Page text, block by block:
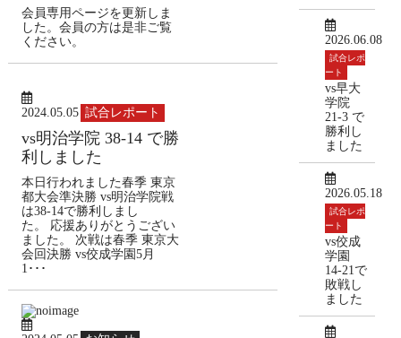
会員専用ページを更新しま
した。会員の方は是非ご覧
ください。
2024.05.05 試合レポート
vs明治学院 38-14 で勝
利しました
本日行われました春季 東京
都大会準決勝 vs明治学院戦
は38-14で勝利しまし
た。 応援ありがとうござい
ました。 次戦は春季 東京大
会回決勝 vs佼成学園5月
1･･･
2026.06.08
試合レポ
ート
vs早大
学院
21-3 で
勝利し
ました
2026.05.18
試合レポ
ート
vs佼成
学園
14-21で
敗戦し
ました